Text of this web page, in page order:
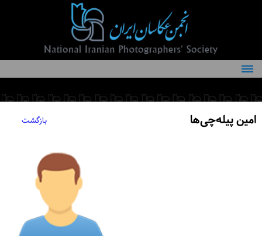
درباره انجمن
کمیته‌های انجمن
امین پیله‌چی‌ها بازگشت